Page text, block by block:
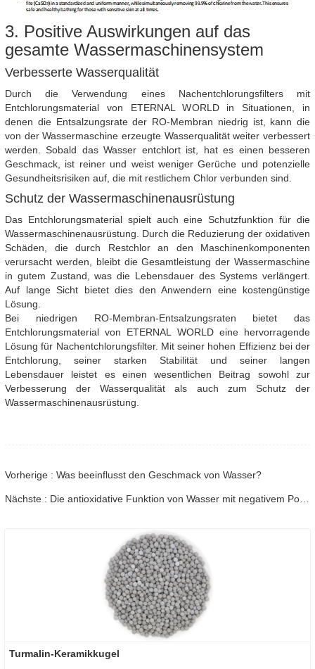
3. Positive Auswirkungen auf das
gesamte Wassermaschinensystem
Verbesserte Wasserqualität
Durch die Verwendung eines Nachentchlorungsfilters mit
Entchlorungsmaterial von ETERNAL WORLD in Situationen, in
denen die Entsalzungsrate der RO-Membran niedrig ist, kann die
von der Wassermaschine erzeugte Wasserqualität weiter verbessert
werden. Sobald das Wasser entchlort ist, hat es einen besseren
Geschmack, ist reiner und weist weniger Gerüche und potenzielle
Gesundheitsrisiken auf, die mit restlichem Chlor verbunden sind.
Schutz der Wassermaschinenausrüstung
Das Entchlorungsmaterial spielt auch eine Schutzfunktion für die
Wassermaschinenausrüstung. Durch die Reduzierung der oxidativen
Schäden, die durch Restchlor an den Maschinenkomponenten
verursacht werden, bleibt die Gesamtleistung der Wassermaschine
in gutem Zustand, was die Lebensdauer des Systems verlängert.
Auf lange Sicht bietet dies den Anwendern eine kostengünstige
Lösung.
Bei niedrigen RO-Membran-Entsalzungsraten bietet das
Entchlorungsmaterial von ETERNAL WORLD eine hervorragende
Lösung für Nachentchlorungsfilter. Mit seiner hohen Effizienz bei der
Entchlorung, seiner starken Stabilität und seiner langen
Lebensdauer leistet es einen wesentlichen Beitrag sowohl zur
Verbesserung der Wasserqualität als auch zum Schutz der
Wassermaschinenausrüstung.
Vorherige : Was beeinflusst den Geschmack von Wasser?
Turmalin-Keramikkugel